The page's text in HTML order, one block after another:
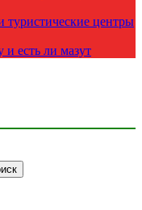
туристические центры
есть ли мазут